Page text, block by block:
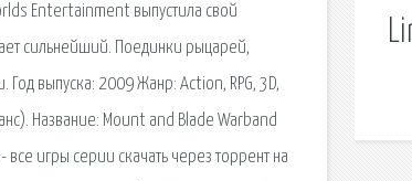
Entertainment выпустила свой
сильнейший. Поединки рыцарей,
выпуска: 2009 Жанр: Action, RPG, 3D,
Название: Mount and Blade Warband
игры серии скачать через торрент на